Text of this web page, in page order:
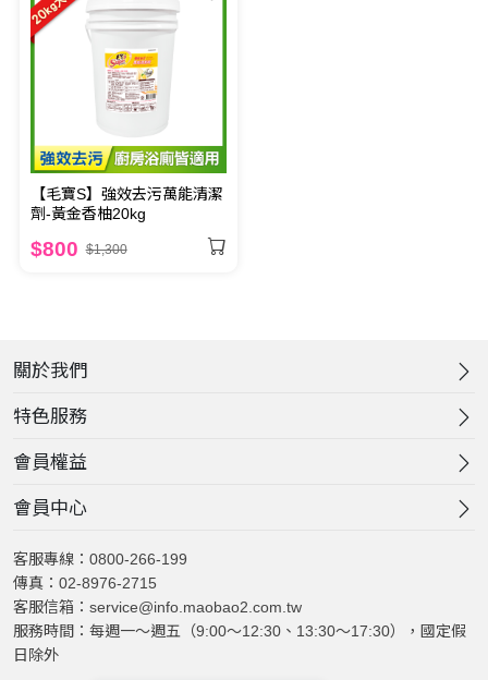
【毛寶S】強效去污萬能清潔
劑-黃金香柚20kg
$800 $1,300
客服專線：0800-266-199
傳真：02-8976-2715
客服信箱：service@info.maobao2.com.tw
服務時間：每週一～週五（9:00～12:30、13:30～17:30），國定假
日除外
關於我們
特色服務
會員權益
會員中心